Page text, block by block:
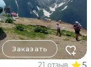
Заказать
21 отзыв